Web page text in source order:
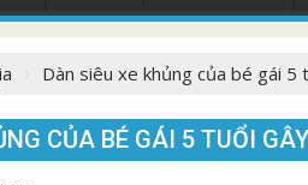
Dàn siêu xe khủng của bé gái 5
CỦA BÉ GÁI 5 TUỔI